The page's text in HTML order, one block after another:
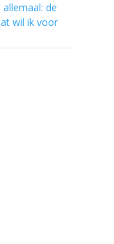
allemaal: de
wil ik voor